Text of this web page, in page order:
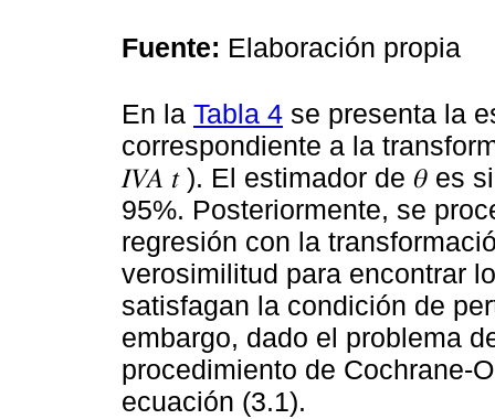
Fuente: Elaboración propia
En la Tabla 4 se presenta la
correspondiente a la
𝐼𝑉𝐴 𝑡 ). El estimador de 𝜃 es
95%. Posteriormente, se
regresión con la
verosimilitud para encontrar
satisfagan la condición de
embargo, dado el problema
procedimiento de Cochrane-
ecuación (3.1).